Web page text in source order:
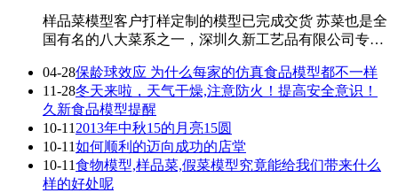
样品菜模型客户打样定制的模型已完成交货 苏菜也是全
国有名的八大菜系之一，深圳久新工艺品有限公司专业
04-28保龄球效应 为什么每家的仿真食品模型都不一样
11-28冬天来啦，天气干燥,注意防火！提高安全意识！
久新食品模型提醒
10-112013年中秋15的月亮15圆
10-11如何顺利的迈向成功的店堂
10-11食物模型,样品菜,假菜模型究竟能给我们带来什么
样的好处呢